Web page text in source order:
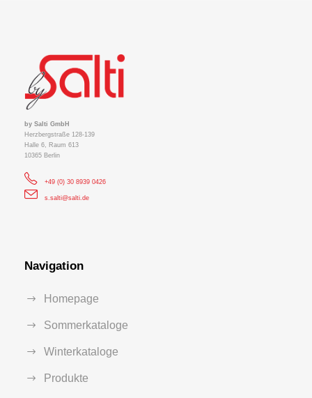
by Salti GmbH
Herzbergstraße 128-139
Halle 6, Raum 613
10365 Berlin
+49 (0) 30 8939 0426
s.salti@salti.de
Navigation
Homepage
Sommerkataloge
Winterkataloge
Produkte